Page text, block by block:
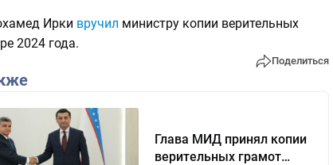
Ирки вручил министру копии верительных
2024 года.
Поделиться
Глава МИД принял копии
верительных грамот